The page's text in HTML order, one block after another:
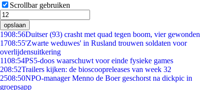
Scrollbar gebruiken
opslaan
1908:56Duitser (93) crasht met quad tegen boom, vier gewonden
1708:55'Zwarte weduwes' in Rusland trouwen soldaten voor
overlijdensuitkering
1108:54PS5-doos waarschuwt voor einde fysieke games
208:52Trailers kijken: de bioscoopreleases van week 32
2508:50NPO-manager Menno de Boer geschorst na dickpic in
groepsapp